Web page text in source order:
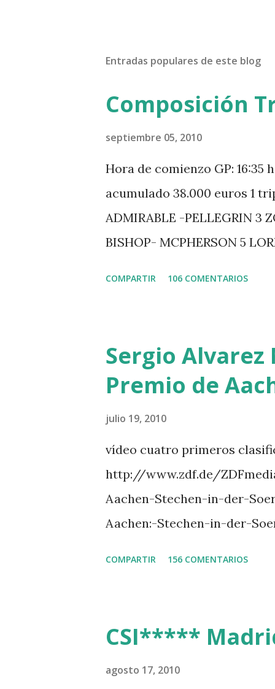
Entradas populares de este blog
Composición
septiembre 05, 2010
Hora de comienzo GP: 16:35
acumulado 38.000 euros 1
ADMIRABLE -PELLEGRIN 3
BISHOP- MCPHERSON 5
QUERLYBET HERO -
BREEN 9 JALLA DE
PHILIPPAERTS 3 triple 1
COMPARTIR 106 COMENTARIOS
Sergio Alvarez
Premio de
julio 19, 2010
vídeo cuatro primeros
http://www.zdf.de/
Aachen-Stechen-in-der-
Aachen:-Stechen-in-der-
COMPARTIR 156 COMENTARIOS
CSI*****
agosto 17, 2010